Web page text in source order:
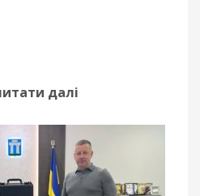
далі